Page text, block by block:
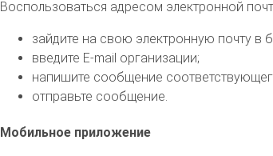
Воспользоваться адресом электронной
зайдите на свою электронную почту в
введите E-mail организации;
напишите сообщение
отправьте сообщение.
Мобильное приложение